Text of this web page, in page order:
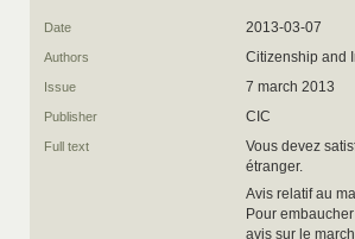
Date 2013-03-07
Authors Citizenship and
Issue 7 march 2013
Publisher CIC
Full text
Vous devez
étranger.
Avis relatif au
Pour
avis sur le